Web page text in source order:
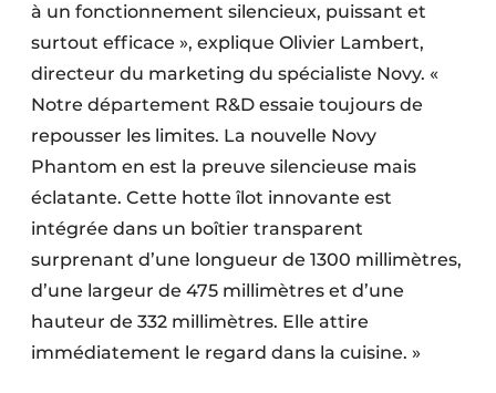
à un fonctionnement silencieux, puissant et
surtout efficace », explique Olivier Lambert,
directeur du marketing du spécialiste Novy. «
Notre département R&D essaie toujours de
repousser les limites. La nouvelle Novy
Phantom en est la preuve silencieuse mais
éclatante. Cette hotte îlot innovante est
intégrée dans un boîtier transparent
surprenant d’une longueur de 1300 millimètres,
d’une largeur de 475 millimètres et d’une
hauteur de 332 millimètres. Elle attire
immédiatement le regard dans la cuisine. »